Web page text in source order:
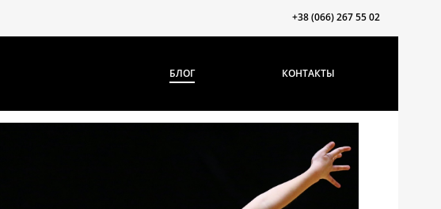
+38 (066) 267 55 02
БЛОГ КОНТАКТЫ